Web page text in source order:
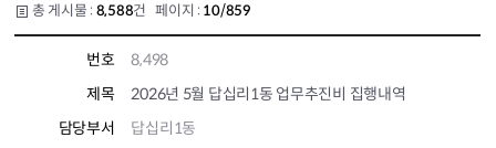
총 게시물 : 8,588건 페이지 : 10/859
번호
8,498
제목
2026년 5월 답십리1동 업무추진비 집행내역
담당부서
답십리1동